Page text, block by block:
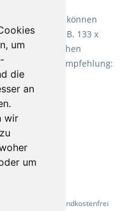
um
die
an
wir
um
lange vor. Sie können
kaufen, z.B. 133 x
der weichen
Unsere Empfehlung:
- Alle Artikel versandkostenfrei